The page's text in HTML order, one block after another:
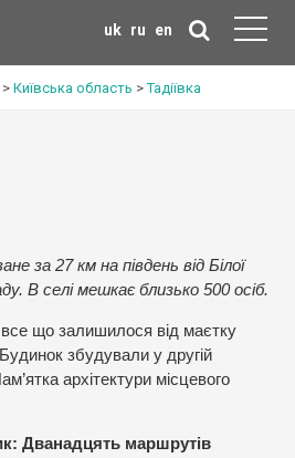
uk ru en
> Київська область >Тадіївка
за 27 км на південь від Білої
В селі мешкає близько 500 осіб.
що залишилося від маєтку
збудували у другій
архітектури місцевого
Дванадцять маршрутів